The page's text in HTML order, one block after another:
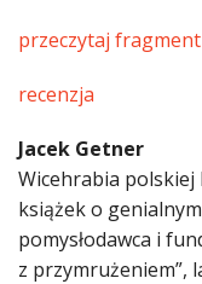
przeczytaj fragment
recenzja
Jacek Getner
Wicehrabia polskiej
książek o
pomysłodawca i
z przymrużeniem”,